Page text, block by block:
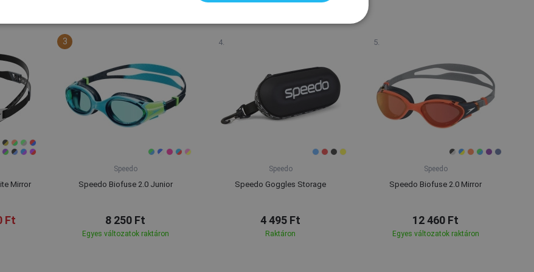
A márka legkeresettebb terméke
Mirror
Ft
Speedo
Speedo Biofuse 2.0 Junior
8 250 Ft
Egyes változatok raktáron
Speedo
Speedo Goggles Storage
4 495 Ft
Raktáron
Speedo
Speedo Biofuse 2.0 Mirror
12 460 Ft
Egyes változatok raktáron